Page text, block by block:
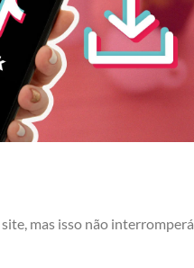
mas isso não interromperá